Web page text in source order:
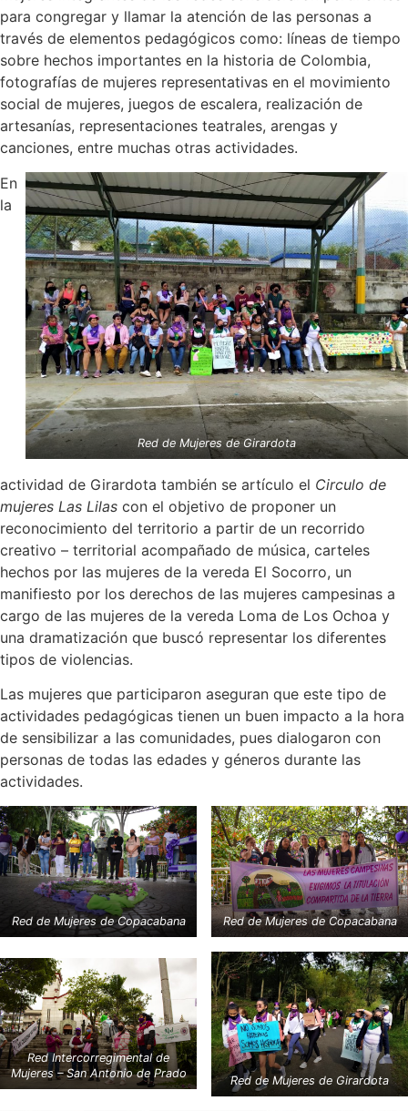
para congregar y llamar la atención de las personas a
través de elementos pedagógicos como: líneas de tiempo
sobre hechos importantes en la historia de Colombia,
fotografías de mujeres representativas en el movimiento
social de mujeres, juegos de escalera, realización de
artesanías, representaciones teatrales, arengas y
canciones, entre muchas otras actividades.
Red de Mujeres de Girardota
En
la
actividad de Girardota también se artículo el Circulo de
mujeres Las Lilas con el objetivo de proponer un
reconocimiento del territorio a partir de un recorrido
creativo – territorial acompañado de música, carteles
hechos por las mujeres de la vereda El Socorro, un
manifiesto por los derechos de las mujeres campesinas a
cargo de las mujeres de la vereda Loma de Los Ochoa y
una dramatización que buscó representar los diferentes
tipos de violencias.
Las mujeres que participaron aseguran que este tipo de
actividades pedagógicas tienen un buen impacto a la hora
de sensibilizar a las comunidades, pues dialogaron con
personas de todas las edades y géneros durante las
actividades.
Red de Mujeres de Copacabana Red de Mujeres de Copacabana
Red Intercorregimental de
Mujeres – San Antonio de Prado
Red de Mujeres de Girardota